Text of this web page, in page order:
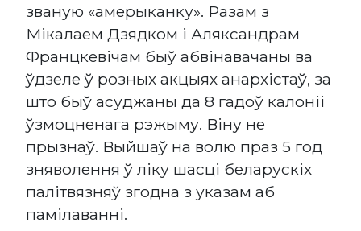
званую «амерыканку». Разам з
Мікалаем Дзядком і Аляксандрам
Францкевічам быў абвінавачаны ва
ўдзеле ў розных акцыях анархістаў, за
што быў асуджаны да 8 гадоў калоніі
ўзмоцненага рэжыму. Віну не
прызнаў. Выйшаў на волю праз 5 год
зняволення ў ліку шасці беларускіх
палітвязняў згодна з указам аб
памілаванні.